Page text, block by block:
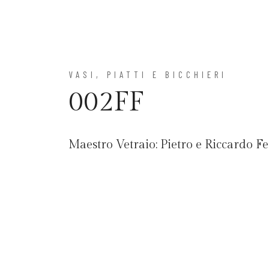
VASI, PIATTI E BICCHIERI
002FF
Maestro Vetraio: Pietro e Riccardo